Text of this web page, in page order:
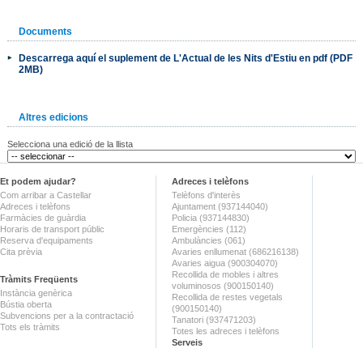
Documents
Descarrega aquí el suplement de L'Actual de les Nits d'Estiu en pdf (PDF
2MB)
Altres edicions
Selecciona una edició de la llista
Et podem ajudar?
Com arribar a Castellar
Adreces i telèfons
Farmàcies de guàrdia
Horaris de transport públic
Reserva d'equipaments
Cita prèvia
Tràmits Freqüents
Instància genèrica
Bústia oberta
Subvencions per a la contractació
Tots els tràmits
Adreces i telèfons
Telèfons d'interès
Ajuntament (937144040)
Policia (937144830)
Emergències (112)
Ambulàncies (061)
Avaries enllumenat (686216138)
Avaries aigua (900304070)
Recollida de mobles i altres
voluminosos (900150140)
Recollida de restes vegetals
(900150140)
Tanatori (937471203)
Totes les adreces i telèfons
Serveis